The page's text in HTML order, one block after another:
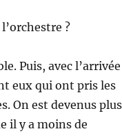
?
Puis, avec l’arrivée
eux qui ont pris les
On est devenus plus
il y a moins de